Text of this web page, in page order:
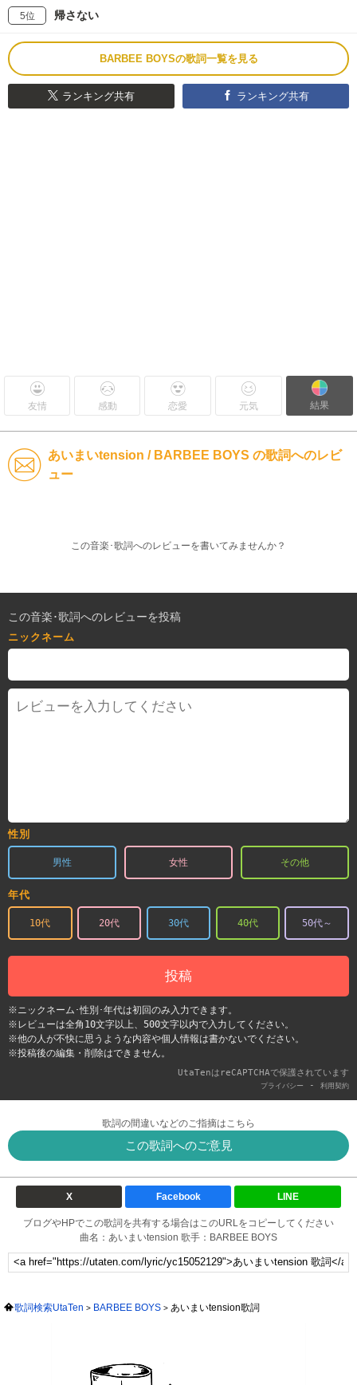
5位 帰さない
BARBEE BOYSの歌詞一覧を見る
ランキング共有 ランキング共有
友情 感動 恋愛 元気 結果
あいまいtension / BARBEE BOYS の歌詞へのレビ
ュー
この音楽･歌詞へのレビューを書いてみませんか？
この音楽･歌詞へのレビューを投稿
ニックネーム
性別
男性 女性 その他
年代
10代 20代 30代 40代 50代～
投稿
※ニックネーム･性別･年代は初回のみ入力できます。
※レビューは全角10文字以上、500文字以内で入力してください。
※他の人が不快に思うような内容や個人情報は書かないでください。
※投稿後の編集・削除はできません。
UtaTenはreCAPTCHAで保護されています
プライバシー - 利用契約
歌詞の間違いなどのご指摘はこちら
この歌詞へのご意見
X Facebook LINE
ブログやHPでこの歌詞を共有する場合はこのURLをコピーしてください
曲名：あいまいtension 歌手：BARBEE BOYS
歌詞検索UtaTen BARBEE BOYS あいまいtension歌詞